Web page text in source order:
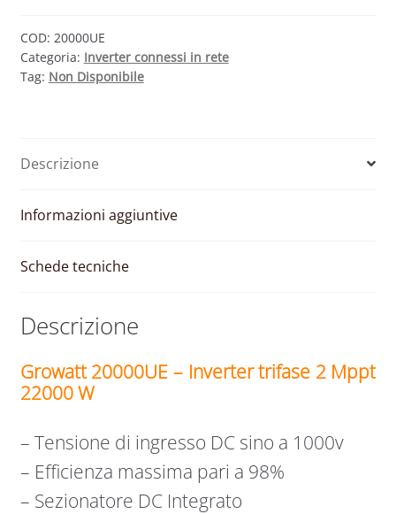
COD: 20000UE
Categoria: Inverter connessi in rete
Tag: Non Disponibile
Descrizione
Informazioni aggiuntive
Schede tecniche
Descrizione
Growatt 20000UE – Inverter trifase 2 Mppt
22000 W
– Tensione di ingresso DC sino a 1000v
– Efficienza massima pari a 98%
– Sezionatore DC Integrato